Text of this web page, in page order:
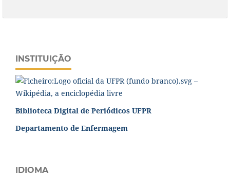
INSTITUIÇÃO
Biblioteca Digital de Periódicos UFPR
Departamento de Enfermagem
IDIOMA